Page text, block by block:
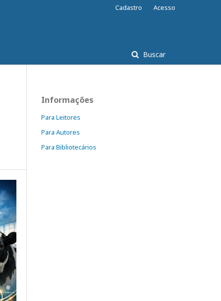
Buscar
Cadastro Acesso
Informações
Para Leitores
Para Autores
Para Bibliotecários